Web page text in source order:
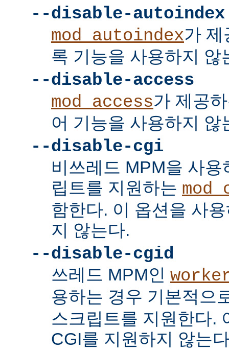
--disable-autoindex
mod_autoindex가 제
록 기능을 사용하지 않
--disable-access
mod_access가 제공
어 기능을 사용하지 않
--disable-cgi
비쓰레드 MPM을 사
립트를 지원하는
함한다. 이 옵션을 사
지 않는다.
--disable-cgid
쓰레드 MPM인
용하는 경우 기본적으
스크립트를 지원한다.
CGI를 지원하지 않는